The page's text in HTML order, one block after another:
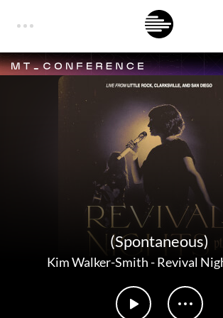
(Spontaneous)
Kim Walker-Smith-Revival